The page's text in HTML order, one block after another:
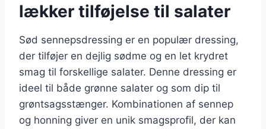
lækker tilføjelse til salater
Sød sennepsdressing er en populær dressing,
der tilføjer en dejlig sødme og en let krydret
smag til forskellige salater. Denne dressing er
ideel til både grønne salater og som dip til
grøntsagsstænger. Kombinationen af sennep
og honning giver en unik smagsprofil, der kan